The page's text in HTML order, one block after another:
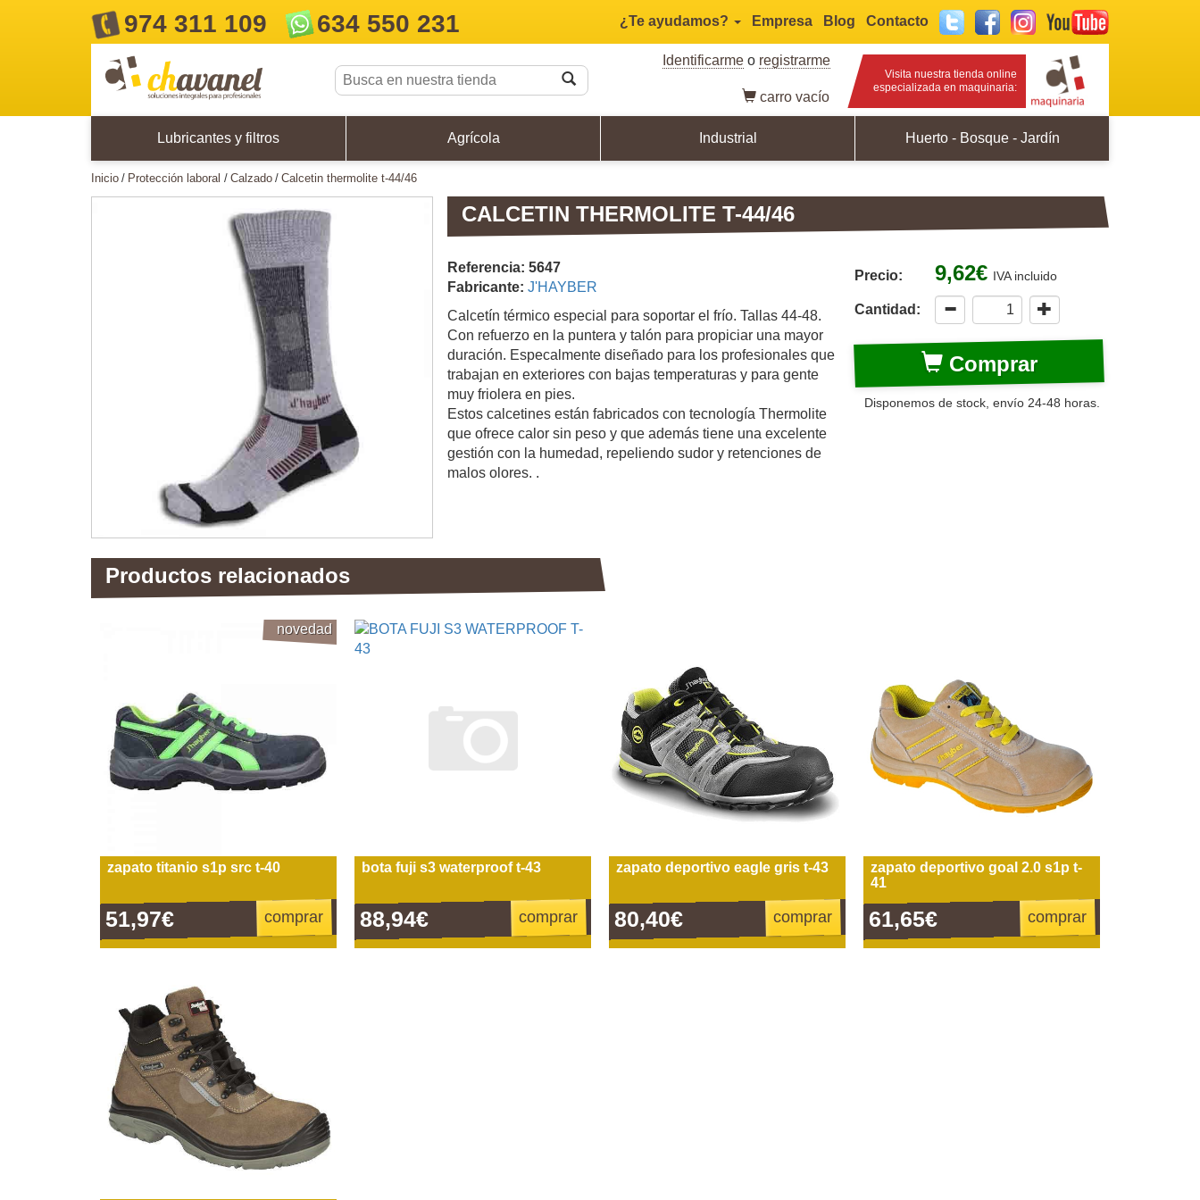
974 311 109 634 550 231 ¿Te ayudamos? Empresa Blog Contacto Twitter FacebookInstagram
Identificarmeo registrarme
carro vacío
Visita nuestra tienda online
especializada en maquinaria:
Lubricantes y filtros Agrícola Industrial Huerto - Bosque - Jardín
inicio protección laboral calzado calcetin thermolite t-44/46
CALCETIN THERMOLITE T-44/46
Precio: 9,62€ IVA incluido
Cantidad:
Comprar
Disponemos de stock, envío 24-48 horas.
Referencia: 5647
Fabricante: J'HAYBER
Calcetín térmico especial para soportar el frío. Tallas 44-48.
Con refuerzo en la puntera y talón para propiciar una mayor
duración. Especalmente diseñado para los profesionales que
trabajan en exteriores con bajas temperaturas y para gente
muy friolera en pies.
Estos calcetines están fabricados con tecnología Thermolite
que ofrece calor sin peso y que además tiene una excelente
gestión con la humedad, repeliendo sudor y retenciones de
malos olores. .
Productos relacionados
novedad
zapato titanio s1p src t-40
51,97€ comprar
bota fuji s3 waterproof t-43
88,94€ comprar
zapato deportivo eagle gris t-43
80,40€ comprar
zapato deportivo goal 2.0 s1p t-
41
61,65€ comprar